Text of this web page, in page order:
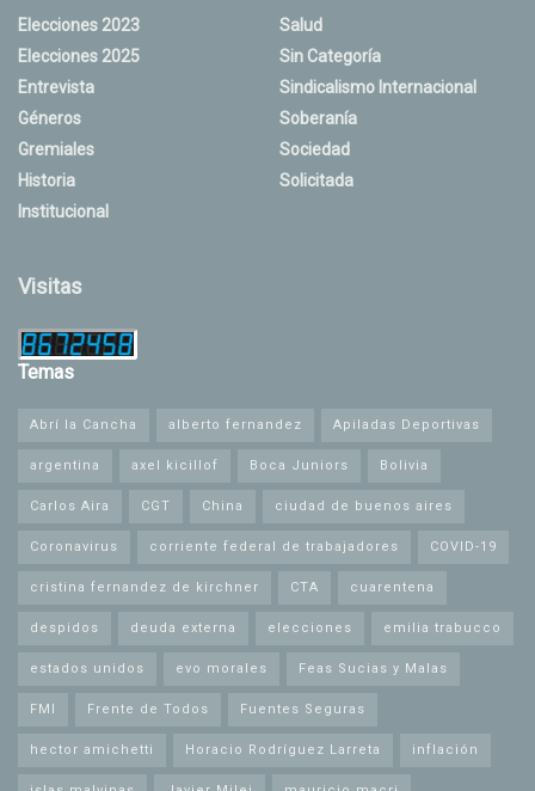
Elecciones 2023
Elecciones 2025
Entrevista
Géneros
Gremiales
Historia
Institucional
Salud
Sin Categoría
Sindicalismo Internacional
Soberanía
Sociedad
Solicitada
Visitas
Temas
Abrí la Cancha alberto fernandez Apiladas Deportivas
argentina axel kicillof Boca Juniors Bolivia
Carlos Aira CGT China ciudad de buenos aires
Coronavirus corriente federal de trabajadores COVID-19
cristina fernandez de kirchner CTA cuarentena
despidos deuda externa elecciones emilia trabucco
estados unidos evo morales Feas Sucias y Malas
FMI Frente de Todos Fuentes Seguras
hector amichetti Horacio Rodríguez Larreta inflación